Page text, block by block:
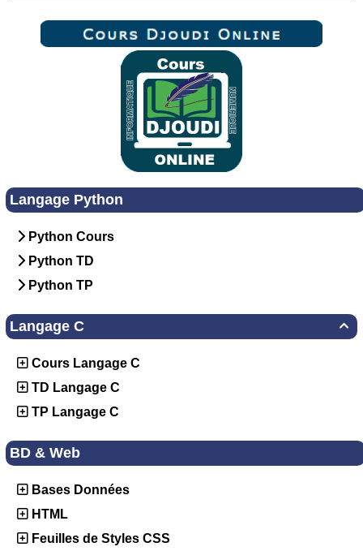
Langage Python
Python Cours
Python TD
Python TP

Langage C
Cours Langage C
TD Langage C
TP Langage C
BD & Web
Bases Données
HTML
Feuilles de Styles CSS